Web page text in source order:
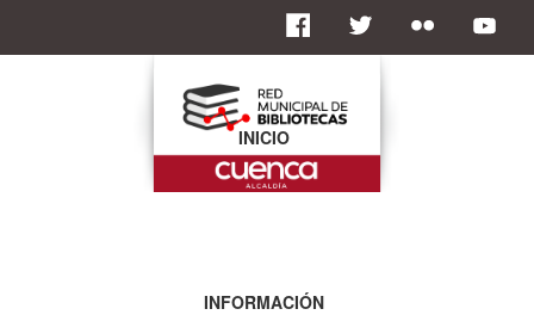
INICIO
INFORMACIÓN